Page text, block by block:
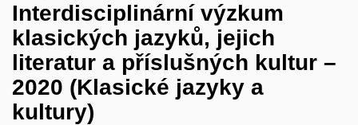
Interdisciplinární výzkum
klasických jazyků, jejich
literatur a příslušných kultur –
2020 (Klasické jazyky a
kultury)